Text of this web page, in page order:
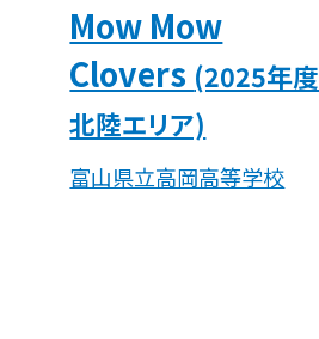
Mow Mow
Clovers (2025年度
北陸エリア)
富山県立高岡高等学校